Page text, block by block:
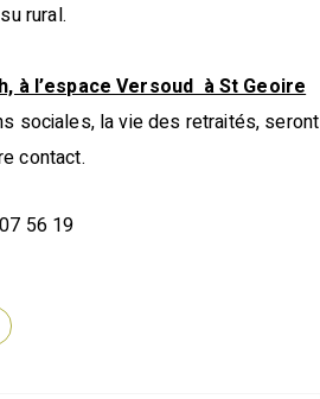
rural.
à l’espace Versoud à St Geoire
sociales, la vie des retraités, seront
contact.
56 19